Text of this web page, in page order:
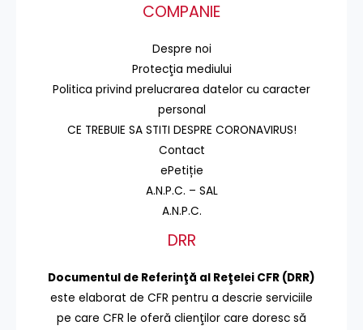
COMPANIE
Despre noi
Protecţia mediului
Politica privind prelucrarea datelor cu caracter
personal
CE TREBUIE SA STITI DESPRE CORONAVIRUS!
Contact
ePetiție
A.N.P.C. – SAL
A.N.P.C.
DRR
Documentul de Referinţă al Reţelei CFR (DRR)
este elaborat de CFR pentru a descrie serviciile
pe care CFR le oferă clienţilor care doresc să